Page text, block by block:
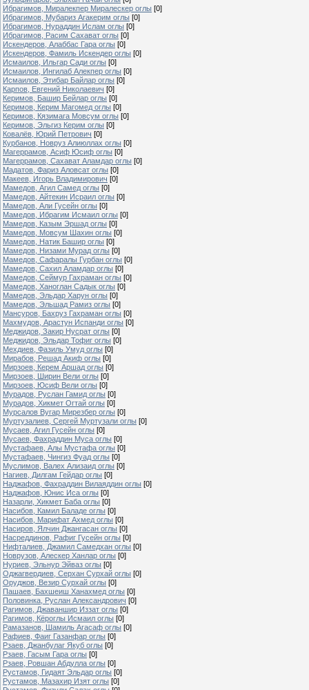
Ибрагимов, Миралекпер Миралескер оглы [0]
Ибрагимов, Мубариз Агакерим оглы [0]
Ибрагимов, Нураддин Ислам оглы [0]
Ибрагимов, Расим Сахават оглы [0]
Искендеров, Алаббас Гара оглы [0]
Искендеров, Фамиль Искендер оглы [0]
Исмаилов, Ильгар Сади оглы [0]
Исмаилов, Ингилаб Алекпер оглы [0]
Исмаилов, Этибар Байлар оглы [0]
Карпов, Евгений Николаевич [0]
Керимов, Башир Бейлар оглы [0]
Керимов, Керим Магомед оглы [0]
Керимов, Кязимага Мовсум оглы [0]
Керимов, Эльгиз Керим оглы [0]
Ковалёв, Юрий Петрович [0]
Курбанов, Новруз Алиюллах оглы [0]
Магеррамов, Асиф Юсиф оглы [0]
Магеррамов, Сахават Аламдар оглы [0]
Мадатов, Фариз Аловсат оглы [0]
Макеев, Игорь Владимирович [0]
Мамедов, Агил Самед оглы [0]
Мамедов, Айтекин Исраил оглы [0]
Мамедов, Али Гусейн оглы [0]
Мамедов, Ибрагим Исмаил оглы [0]
Мамедов, Казым Эршад оглы [0]
Мамедов, Мовсум Шахин оглы [0]
Мамедов, Натик Башир оглы [0]
Мамедов, Низами Мурад оглы [0]
Мамедов, Сафаралы Гурбан оглы [0]
Мамедов, Сахил Аламдар оглы [0]
Мамедов, Сеймур Гахраман оглы [0]
Мамедов, Ханоглан Садык оглы [0]
Мамедов, Эльдар Харун оглы [0]
Мамедов, Эльшад Рамиз оглы [0]
Мансуров, Бахруз Гахраман оглы [0]
Махмудов, Арастун Испанди оглы [0]
Меджидов, Закир Нусрат оглы [0]
Меджидов, Эльдар Тофиг оглы [0]
Мехдиев, Фазиль Умуд оглы [0]
Мирабов, Решад Акиф оглы [0]
Мирзоев, Керем Аршад оглы [0]
Мирзоев, Ширин Вели оглы [0]
Мирзоев, Юсиф Вели оглы [0]
Мурадов, Руслан Гамид оглы [0]
Мурадов, Хикмет Огтай оглы [0]
Мурсалов Вугар Мирезбер оглы [0]
Муртузалиев, Сергей Муртузали оглы [0]
Мусаев, Агил Гусейн оглы [0]
Мусаев, Фахраддин Муса оглы [0]
Мустафаев, Алы Мустафа оглы [0]
Мустафаев, Чингиз Фуад оглы [0]
Муслимов, Валех Ализаид оглы [0]
Нагиев, Дилгам Гейдар оглы [0]
Наджафов, Фахраддин Вилаяддин оглы [0]
Наджафов, Юнис Иса оглы [0]
Назарли, Хикмет Баба оглы [0]
Насибов, Камил Баладе оглы [0]
Насибов, Марифат Ахмед оглы [0]
Насиров, Ялчин Джангасан оглы [0]
Насреддинов, Рафиг Гусейн оглы [0]
Нифталиев, Джамил Самедхан оглы [0]
Новрузов, Алескер Ханлар оглы [0]
Нуриев, Эльнур Эйваз оглы [0]
Оджагвердиев, Серхан Сурхай оглы [0]
Оруджов, Везир Сурхай оглы [0]
Пашаев, Бахшеиш Ханахмед оглы [0]
Половинка, Руслан Александрович [0]
Рагимов, Джаваншир Иззат оглы [0]
Рагимов, Кёроглы Исмаил оглы [0]
Рамазанов, Шамиль Агасаф оглы [0]
Рафиев, Фаиг Газанфар оглы [0]
Рзаев, Джанбулаг Якуб оглы [0]
Рзаев, Гасым Гара оглы [0]
Рзаев, Ровшан Абдулла оглы [0]
Рустамов, Гидаят Эльдар оглы [0]
Рустамов, Мазахир Изят оглы [0]